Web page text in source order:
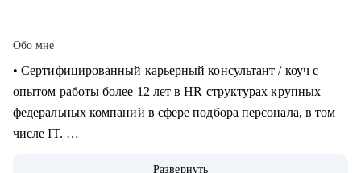
Обо мне
• Сертифицированный карьерный консультант / коуч с
опытом работы более 12 лет в HR структурах крупных
федеральных компаний в сфере подбора персонала, в том
числе IT.
Развернуть